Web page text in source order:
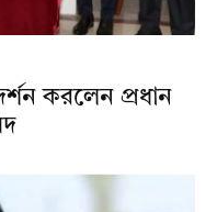
করলেন প্রধান